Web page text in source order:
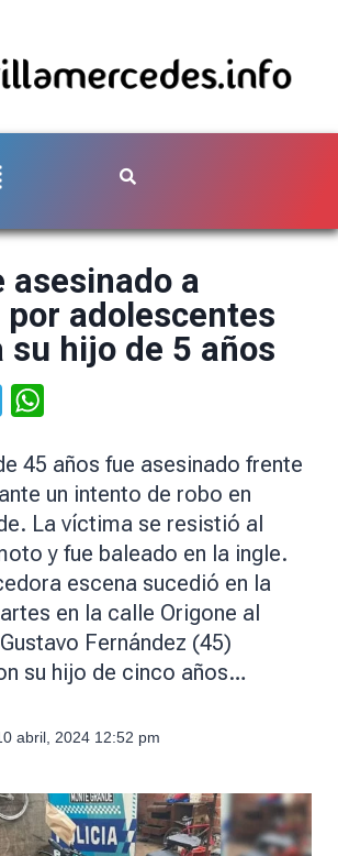
asesinado a
por adolescentes
hijo de 5 años
Telegram
45 años fue asesinado frente
un intento de robo en
La víctima se resistió al
y fue baleado en la ingle.
escena sucedió en la
en la calle Origone al
Fernández (45)
su hijo de cinco años…
abril, 2024 12:52 pm